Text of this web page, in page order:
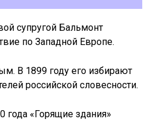
супругой Бальмонт
по Западной Европе.
В 1899 году его избирают
российской словесности.
года «Горящие здания»